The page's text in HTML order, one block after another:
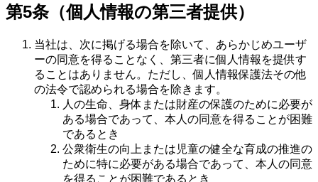
第5条（個人情報の第三者提供）
当社は、次に掲げる場合を除いて、あらかじめユーザ
ーの同意を得ることなく、第三者に個人情報を提供す
ることはありません。ただし、個人情報保護法その他
の法令で認められる場合を除きます。
人の生命、身体または財産の保護のために必要が
ある場合であって、本人の同意を得ることが困難
であるとき
公衆衛生の向上または児童の健全な育成の推進の
ために特に必要がある場合であって、本人の同意
を得ることが困難であるとき